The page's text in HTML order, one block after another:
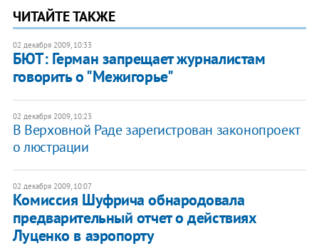
ЧИТАЙТЕ ТАКЖЕ
02 декабря 2009, 10:33
БЮТ: Герман запрещает журналистам
говорить о "Межигорье"
02 декабря 2009, 10:23
В Верховной Раде зарегистрован законопроект
о люстрации
02 декабря 2009, 10:07
Комиссия Шуфрича обнародовала
предварительный отчет о действиях
Луценко в аэропорту